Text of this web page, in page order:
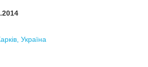
Україна